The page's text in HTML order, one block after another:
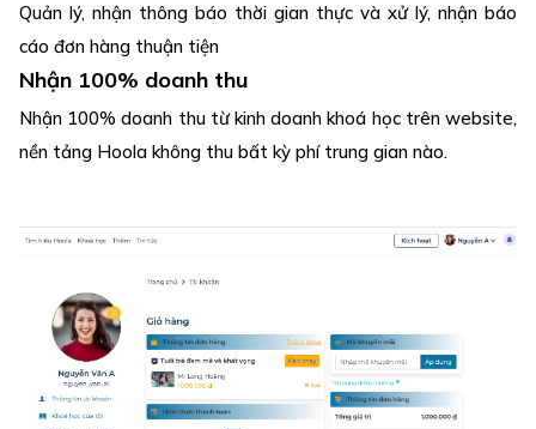
Quản lý, nhận thông báo thời gian thực và xử lý, nhận báo
cáo đơn hàng thuận tiện
Nhận 100% doanh thu
Nhận 100% doanh thu từ kinh doanh khoá học trên website,
nền tảng Hoola không thu bất kỳ phí trung gian nào.